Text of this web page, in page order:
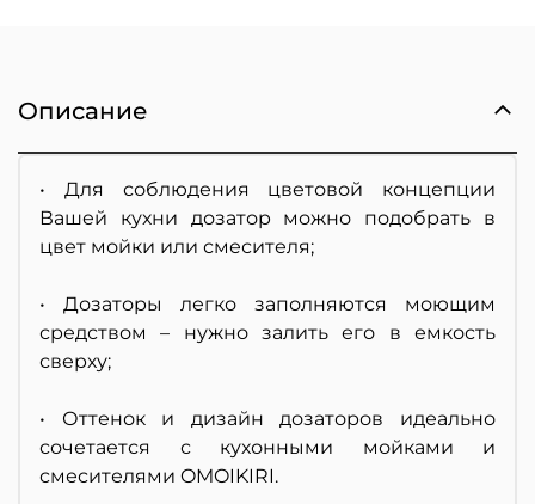
Описание
• Для соблюдения цветовой концепции
Вашей кухни дозатор можно подобрать в
цвет мойки или смесителя;
• Дозаторы легко заполняются моющим
средством – нужно залить его в емкость
сверху;
• Оттенок и дизайн дозаторов идеально
сочетается с кухонными мойками и
смесителями OMOIKIRI.